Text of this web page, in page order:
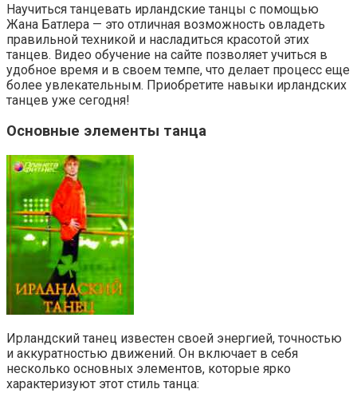
Научиться танцевать ирландские танцы с помощью
Жана Батлера — это отличная возможность овладеть
правильной техникой и насладиться красотой этих
танцев. Видео обучение на сайте позволяет учиться в
удобное время и в своем темпе, что делает процесс еще
более увлекательным. Приобретите навыки ирландских
танцев уже сегодня!
Основные элементы танца
Ирландский танец известен своей энергией, точностью
и аккуратностью движений. Он включает в себя
несколько основных элементов, которые ярко
характеризуют этот стиль танца: